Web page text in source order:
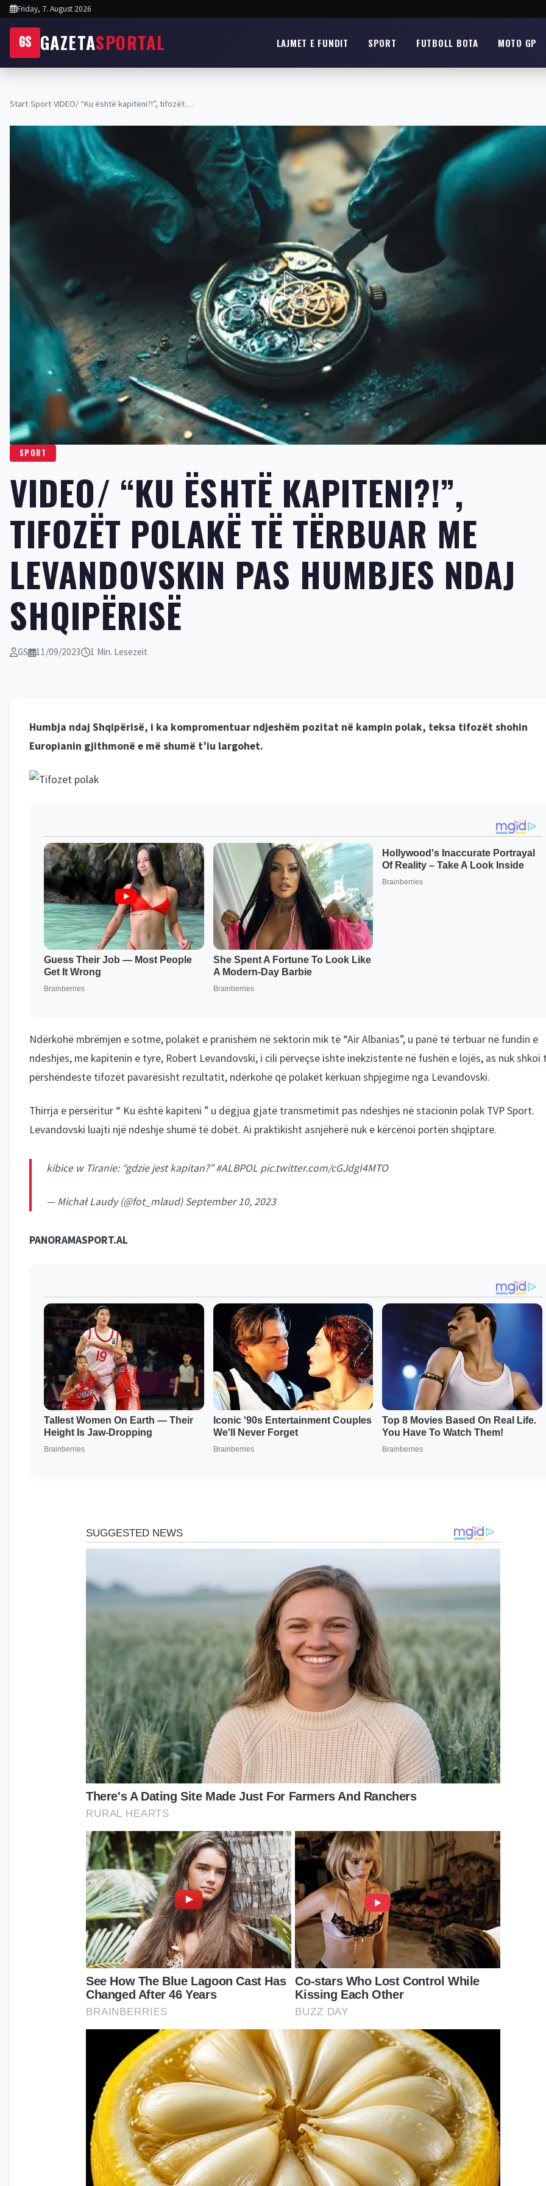
Friday, 7. August 2026
GS GAZETASPORTAL LAJMET E FUNDIT SPORT FUTBOLL BOTA MOTO GP
Start›Sport›VIDEO/ “Ku është kapiteni?!”, tifozët…
SPORT
VIDEO/ “KU ËSHTË KAPITENI?!”,
TIFOZËT POLAKË TË TËRBUAR ME
LEVANDOVSKIN PAS HUMBJES NDAJ
SHQIPËRISË
GS 11/09/2023 1 Min. Lesezeit
Humbja ndaj Shqipërisë, i ka kompromentuar ndjeshëm pozitat në kampin polak, teksa tifozët shohin
Europianin gjithmonë e më shumë t’iu largohet.
Ndërkohë mbrëmjen e sotme, polakët e pranishëm në sektorin mik të “Air Albanias”, u panë të tërbuar në fundin e
ndeshjes, me kapitenin e tyre, Robert Levandovski, i cili përveçse ishte inekzistente në fushën e lojës, as nuk shkoi
përshëndeste tifozët pavarësisht rezultatit, ndërkohë që polakët kërkuan shpjegime nga Levandovski.
Thirrja e përsëritur “ Ku është kapiteni ” u dëgjua gjatë transmetimit pas ndeshjes në stacionin polak TVP Sport.
Levandovski luajti një ndeshje shumë të dobët. Ai praktikisht asnjëherë nuk e kërcënoi portën shqiptare.
kibice w Tiranie: “gdzie jest kapitan?”#ALBPOL pic.twitter.com/cGJdgI4MTO
— Michał Laudy (@fot_mlaud)September 10, 2023
PANORAMASPORT.AL